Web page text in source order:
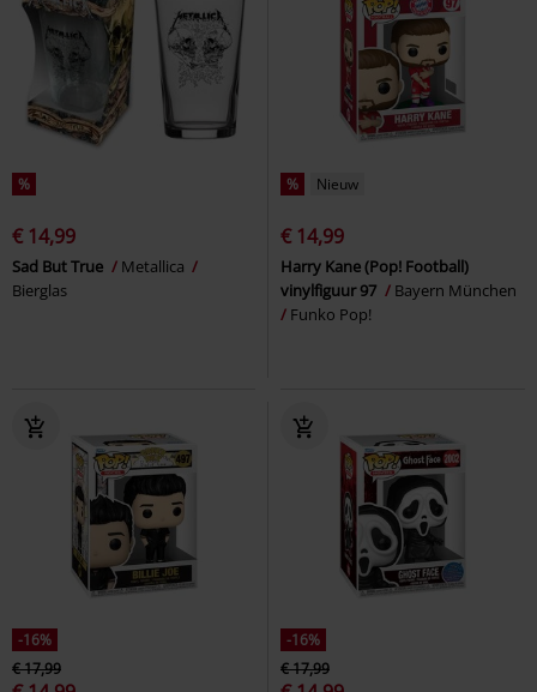
%
€ 14,99
Sad But True
Metallica
Bierglas
% Nieuw
€ 14,99
Harry Kane (Pop! Football)
vinylfiguur 97
Bayern München
Funko Pop!
-16%
€ 17,99
-16%
€ 17,99